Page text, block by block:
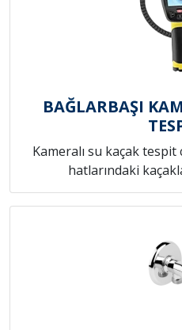
BAĞLARBAŞI
Kameralı su kaçak tespit
hatlarındaki